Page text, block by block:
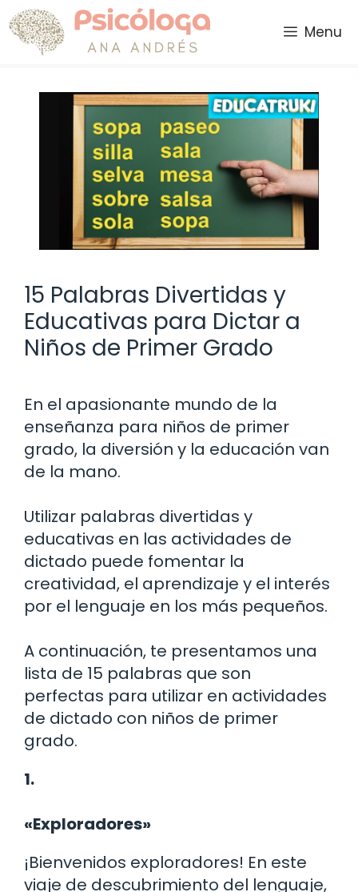
Saltar
al
contenido
Menu
15 Palabras Divertidas y
Educativas para Dictar a
Niños de Primer Grado
En el apasionante mundo de la
enseñanza para niños de primer
grado, la diversión y la educación van
de la mano.
Utilizar palabras divertidas y
educativas en las actividades de
dictado puede fomentar la
creatividad, el aprendizaje y el interés
por el lenguaje en los más pequeños.
A continuación, te presentamos una
lista de 15 palabras que son
perfectas para utilizar en actividades
de dictado con niños de primer
grado.
1.
«Exploradores»
¡Bienvenidos exploradores! En este
viaje de descubrimiento del lenguaje,